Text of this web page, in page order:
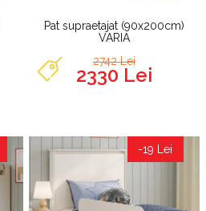
Pat supraetajat (90x200cm)
VARIA
2742 Lei
2330 Lei
-19 Lei